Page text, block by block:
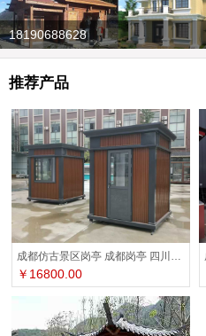
18190688628
推荐产品
￥16800.00